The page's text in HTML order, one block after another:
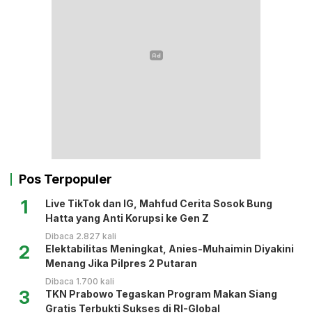
Pos Terpopuler
1
Live TikTok dan IG, Mahfud Cerita Sosok Bung
Hatta yang Anti Korupsi ke Gen Z
Dibaca 2.827 kali
2
Elektabilitas Meningkat, Anies-Muhaimin Diyakini
Menang Jika Pilpres 2 Putaran
Dibaca 1.700 kali
3
TKN Prabowo Tegaskan Program Makan Siang
Gratis Terbukti Sukses di RI-Global